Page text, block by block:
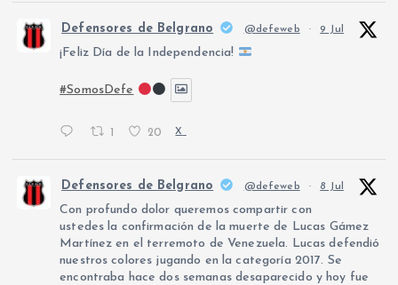
Defensores de Belgrano @defeweb · 9 Jul
¡Feliz Día de la Independencia!
#SomosDefe
1 20 X
Defensores de Belgrano @defeweb · 8 Jul
Con profundo dolor queremos compartir con
ustedes la confirmación de la muerte de Lucas Gámez
Martínez en el terremoto de Venezuela. Lucas defendió
nuestros colores jugando en la categoría 2017. Se
encontraba hace dos semanas desaparecido y hoy fue